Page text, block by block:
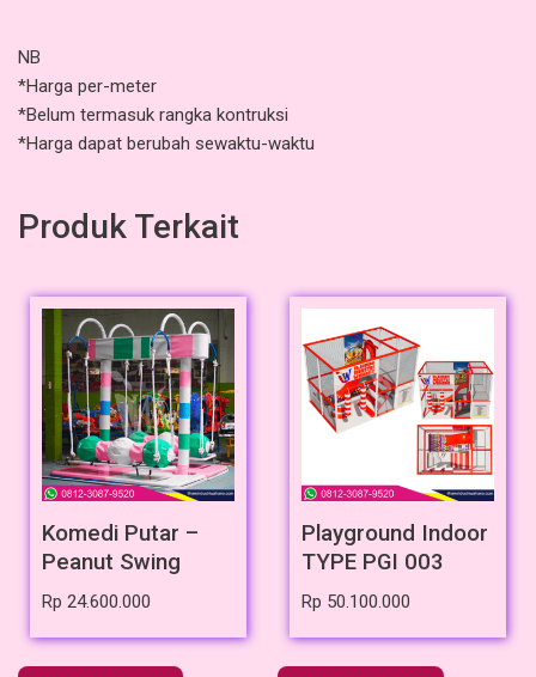
NB
*Harga per-meter
*Belum termasuk rangka kontruksi
*Harga dapat berubah sewaktu-waktu
Produk Terkait
Komedi Putar –
Peanut Swing
Rp 24.600.000
Playground Indoor
TYPE PGI 003
Rp 50.100.000